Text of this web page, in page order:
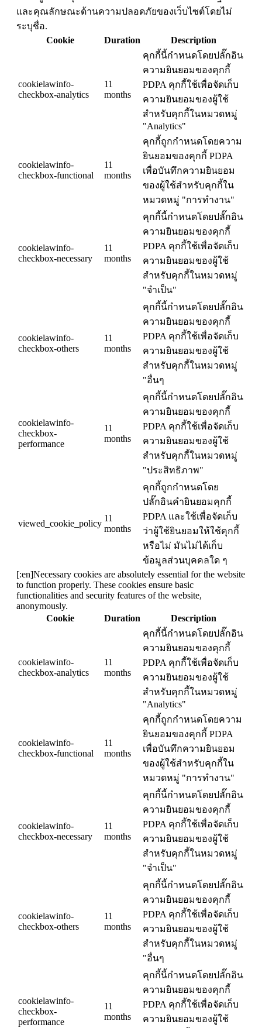
และคุณลักษณะด้านความปลอดภัยของเว็บไซต์โดยไม่
ระบุชื่อ.
Cookie
Duration Description
cookielawinfo-
checkbox-analytics
11
months
คุกกี้นี้กำหนดโดยปลั๊กอิน
ความยินยอมของคุกกี้
PDPA คุกกี้ใช้เพื่อจัดเก็บ
ความยินยอมของผู้ใช้
สำหรับคุกกี้ในหมวดหมู่
"Analytics"
cookielawinfo-
checkbox-functional
11
months
คุกกี้ถูกกำหนดโดยความ
ยินยอมของคุกกี้ PDPA
เพื่อบันทึกความยินยอม
ของผู้ใช้สำหรับคุกกี้ใน
หมวดหมู่ "การทำงาน"
cookielawinfo-
checkbox-necessary
11
months
คุกกี้นี้กำหนดโดยปลั๊กอิน
ความยินยอมของคุกกี้
PDPA คุกกี้ใช้เพื่อจัดเก็บ
ความยินยอมของผู้ใช้
สำหรับคุกกี้ในหมวดหมู่
"จำเป็น"
cookielawinfo-
checkbox-others
11
months
คุกกี้นี้กำหนดโดยปลั๊กอิน
ความยินยอมของคุกกี้
PDPA คุกกี้ใช้เพื่อจัดเก็บ
ความยินยอมของผู้ใช้
สำหรับคุกกี้ในหมวดหมู่
"อื่นๆ
cookielawinfo-
checkbox-
performance
11
months
คุกกี้นี้กำหนดโดยปลั๊กอิน
ความยินยอมของคุกกี้
PDPA คุกกี้ใช้เพื่อจัดเก็บ
ความยินยอมของผู้ใช้
สำหรับคุกกี้ในหมวดหมู่
"ประสิทธิภาพ"
viewed_cookie_policy
11
months
คุกกี้ถูกกำหนดโดย
ปลั๊กอินคำยินยอมคุกกี้
PDPA และใช้เพื่อจัดเก็บ
ว่าผู้ใช้ยินยอมให้ใช้คุกกี้
หรือไม่ มันไม่ได้เก็บ
ข้อมูลส่วนบุคคลใด ๆ
[:en]Necessary cookies are absolutely essential for the website
to function properly. These cookies ensure basic
functionalities and security features of the website,
anonymously.
Cookie
Duration Description
cookielawinfo-
checkbox-analytics
11
months
คุกกี้นี้กำหนดโดยปลั๊กอิน
ความยินยอมของคุกกี้
PDPA คุกกี้ใช้เพื่อจัดเก็บ
ความยินยอมของผู้ใช้
สำหรับคุกกี้ในหมวดหมู่
"Analytics"
cookielawinfo-
checkbox-functional
11
months
คุกกี้ถูกกำหนดโดยความ
ยินยอมของคุกกี้ PDPA
เพื่อบันทึกความยินยอม
ของผู้ใช้สำหรับคุกกี้ใน
หมวดหมู่ "การทำงาน"
cookielawinfo-
checkbox-necessary
11
months
คุกกี้นี้กำหนดโดยปลั๊กอิน
ความยินยอมของคุกกี้
PDPA คุกกี้ใช้เพื่อจัดเก็บ
ความยินยอมของผู้ใช้
สำหรับคุกกี้ในหมวดหมู่
"จำเป็น"
cookielawinfo-
checkbox-others
11
months
คุกกี้นี้กำหนดโดยปลั๊กอิน
ความยินยอมของคุกกี้
PDPA คุกกี้ใช้เพื่อจัดเก็บ
ความยินยอมของผู้ใช้
สำหรับคุกกี้ในหมวดหมู่
"อื่นๆ
cookielawinfo-
checkbox-
performance
11
months
คุกกี้นี้กำหนดโดยปลั๊กอิน
ความยินยอมของคุกกี้
PDPA คุกกี้ใช้เพื่อจัดเก็บ
ความยินยอมของผู้ใช้